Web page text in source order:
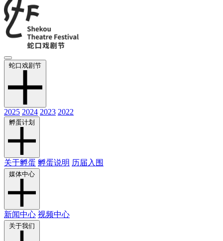
蛇口戏剧节
2025 2024 2023 2022
孵蛋计划
关于孵蛋 孵蛋说明 历届入围
媒体中心
新闻中心 视频中心
关于我们